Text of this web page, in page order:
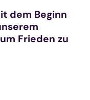
dem Beginn
Frieden zu